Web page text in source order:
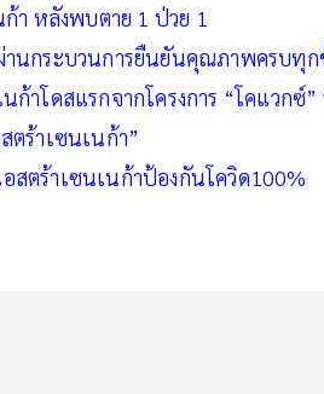
า หลังพบตาย 1 ป่วย 1
านกระบวนการยืนยันคุณภาพครบทุ
าโดสแรกจากโครงการ “โคแวกซ์
ร้าเซนเนก้า”
ตร้าเซนเนก้าป้องกันโควิด100%